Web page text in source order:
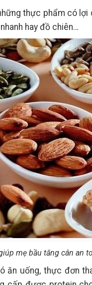
thực phẩm có
hay đồ chiên…
mẹ bầu tăng cân an
ăn uống, thực đơn